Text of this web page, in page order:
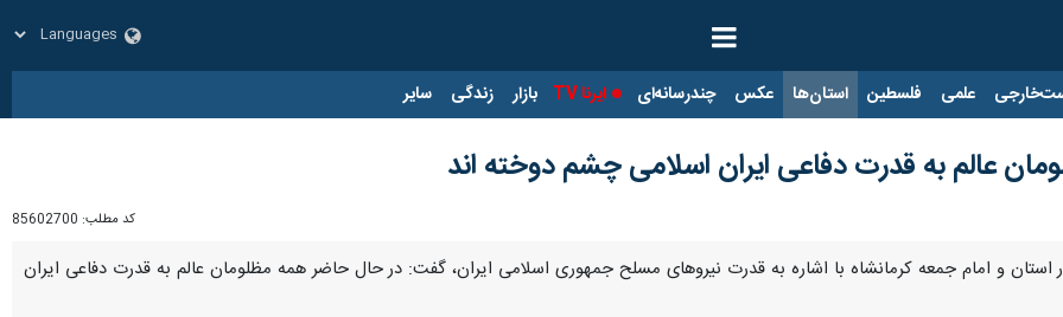
علمی فلسطین استان‌ها عکس چندرسانه‌ای ایرنا TV بازار زندگی سایر
عالم به قدرت دفاعی ایران اسلامی چشم دوخته اند
کد مطلب: 85602700